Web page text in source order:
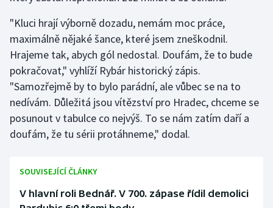
"Kluci hrají výborně dozadu, nemám moc práce,
maximálně nějaké šance, které jsem zneškodnil.
Hrajeme tak, abych gól nedostal. Doufám, že to bude
pokračovat," vyhlíží Rybár historický zápis.
"Samozřejmě by to bylo parádní, ale vůbec se na to
nedívám. Důležitá jsou vítězství pro Hradec, chceme se
posunout v tabulce co nejvýš. To se nám zatím daří a
doufám, že tu sérii protáhneme," dodal.
SOUVISEJÍCÍ ČLÁNKY
V hlavní roli Bednář. V 700. zápase řídil demolici